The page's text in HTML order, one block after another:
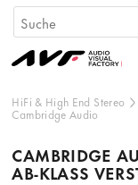
HiFi & High End Stereo
Cambridge Audio
CAMBRIDGE
AB-KLASS